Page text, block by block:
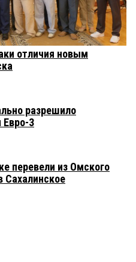
отличия новым
разрешило
Евро-3
перевели из Омского
Сахалинское